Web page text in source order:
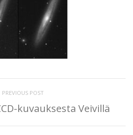
PREVIOUS POST
kuvauksesta Veivillä